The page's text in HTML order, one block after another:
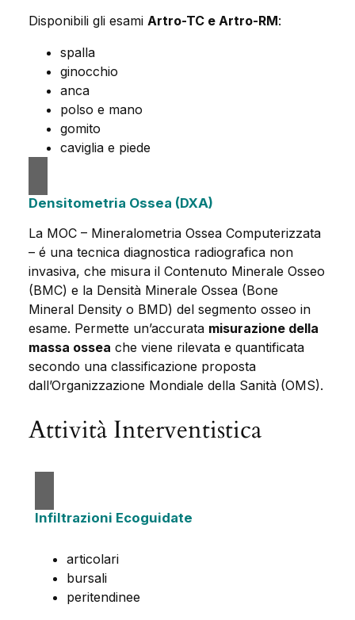
Disponibili gli esami Artro-TC e Artro-RM:
spalla
ginocchio
anca
polso e mano
gomito
caviglia e piede
Densitometria Ossea (DXA)
La MOC – Mineralometria Ossea Computerizzata
– é una tecnica diagnostica radiografica non
invasiva, che misura il Contenuto Minerale Osseo
(BMC) e la Densità Minerale Ossea (Bone
Mineral Density o BMD) del segmento osseo in
esame. Permette un’accurata misurazione della
massa ossea che viene rilevata e quantificata
secondo una classificazione proposta
dall’Organizzazione Mondiale della Sanità (OMS).
Attività Interventistica
Infiltrazioni Ecoguidate
articolari
bursali
peritendinee